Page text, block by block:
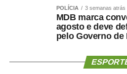
POLÍCIA 3 semanas atrás
MDB marca
agosto e deve
pelo Governo de